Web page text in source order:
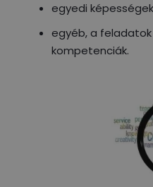
egyedi
egyéb, a
kompetenciák.